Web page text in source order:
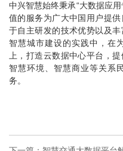
中兴智慧始终秉承“大数据应
值的服务为广大中国用户提
于自主研发的技术优势以及
智慧城市建设的实践中，在
上，打造云数据中心平台，
智慧环境、智慧商业等关系
务。